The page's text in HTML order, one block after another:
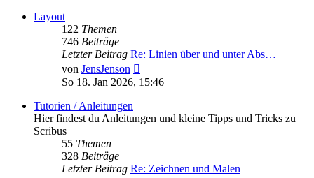
Layout
122 Themen
746 Beiträge
Letzter Beitrag Re: Linien über und unter Abs…
von JensJenson
Beitrag
So 18. Jan 2026, 15:46
Tutorien / Anleitungen
Hier findest du Anleitungen und kleine Tipps und Tricks zu
Scribus
55 Themen
328 Beiträge
Letzter Beitrag Re: Zeichnen und Malen